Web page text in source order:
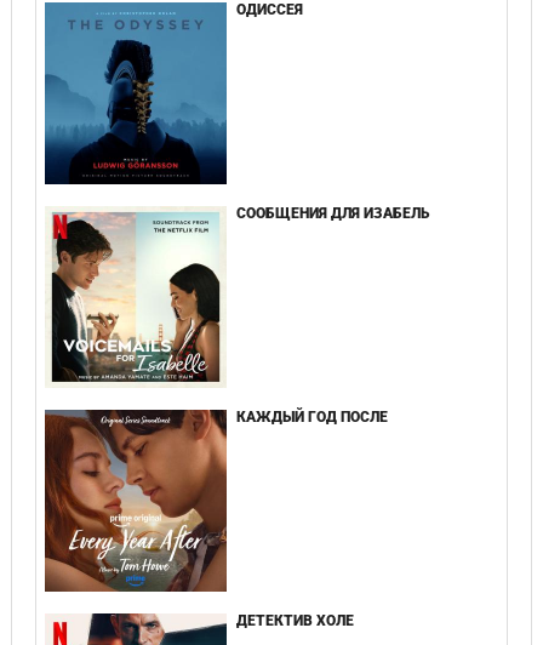
ОДИССЕЯ
СООБЩЕНИЯ ДЛЯ ИЗАБЕЛЬ
КАЖДЫЙ ГОД ПОСЛЕ
ДЕТЕКТИВ ХОЛЕ